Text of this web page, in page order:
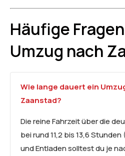
Häufige
Umzug nach
Wie lange dauert ein
Zaanstad?
Die reine Fahrzeit über die
bei rund 11,2 bis 13,6
und Entladen solltest du je